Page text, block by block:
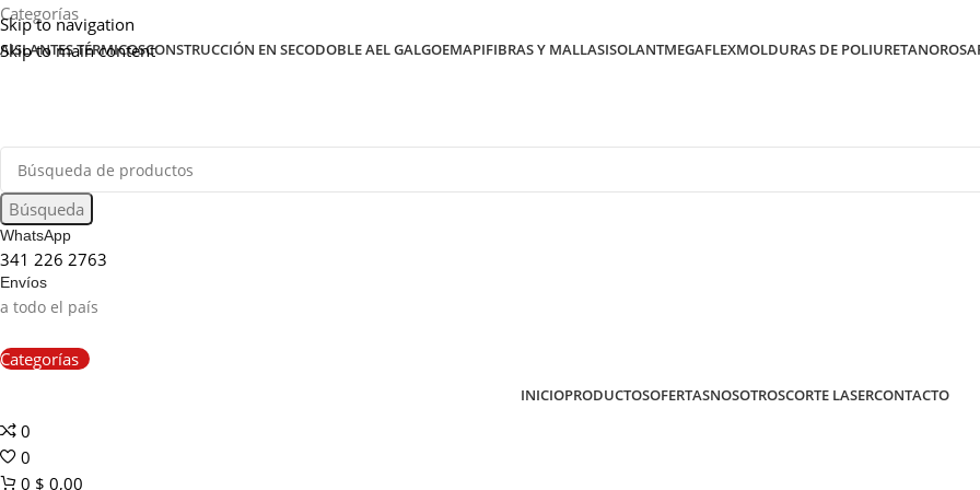
Skip to navigation
Skip to main content
Categorías
AISLANTES TÉRMICOSCONSTRUCCIÓN EN SECODOBLE AEL GALGOEMAPIFIBRAS Y MALLASISOLANTMEGAFLEXMOLDURAS DE POLIURETANO
Búsqueda
WhatsApp
341 226 2763
Envíos
a todo el país
Categorías
INICIOPRODUCTOSOFERTASNOSOTROSCORTE LASERCONTACTO
0
0
0 $ 0,00